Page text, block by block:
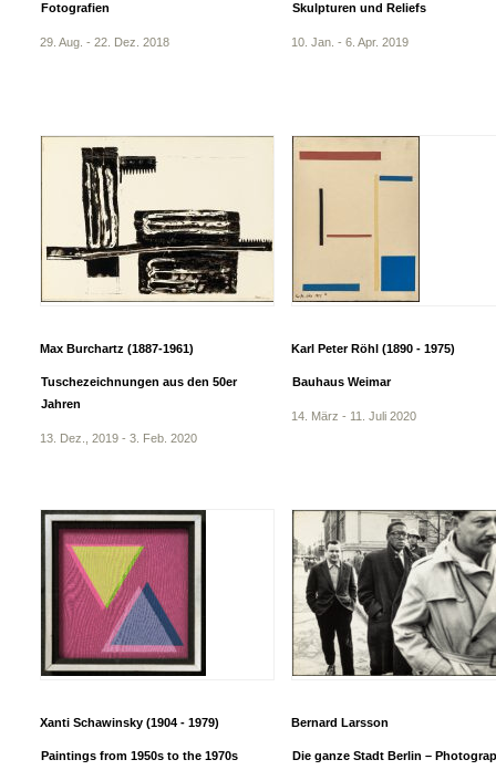
Fotografien
29. Aug. - 22. Dez. 2018
Skulpturen und Reliefs
10. Jan. - 6. Apr. 2019
Max Burchartz (1887-1961)
Tuschezeichnungen aus den 50er
Jahren
13. Dez., 2019 - 3. Feb. 2020
Karl Peter Röhl (1890 - 1975)
Bauhaus Weimar
14. März - 11. Juli 2020
Xanti Schawinsky (1904 - 1979)
Paintings from 1950s to the 1970s
Bernard Larsson
Die ganze Stadt Berlin –